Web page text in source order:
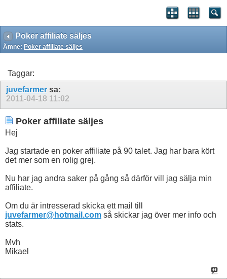
Poker affiliate säljes
Ämne: Poker affiliate säljes
Taggar:
juvefarmer sa:
2011-04-18 11:02
Poker affiliate säljes
Hej
Jag startade en poker affiliate på 90 talet. Jag har bara kört
det mer som en rolig grej.
Nu har jag andra saker på gång så därför vill jag sälja min
affiliate.
Om du är intresserad skicka ett mail till
juvefarmer@hotmail.com så skickar jag över mer info och
stats.
Mvh
Mikael